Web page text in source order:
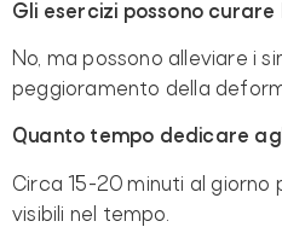
Gli esercizi possono curare
No, ma possono alleviare i
peggioramento della
Quanto tempo dedicare
Circa 15-20 minuti al
visibili nel tempo.